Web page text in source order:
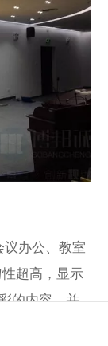
议办公、教室
超高，显示
的内容，并
，使会议交